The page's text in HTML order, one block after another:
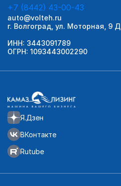
Я.Дзен
ВКонтакте
Rutube
+7 (8442) 43-00-43
auto@volteh.ru
г. Волгоград, ул. Моторная, 9 Д
ИНН: 3443091789
ОГРН: 1093443002290